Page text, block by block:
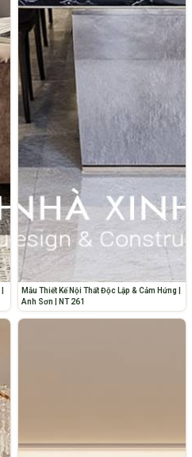
Mẫu Thiết Kế Nội Thất Độc Lập & Cảm Hứng |
Anh Sơn | NT 261